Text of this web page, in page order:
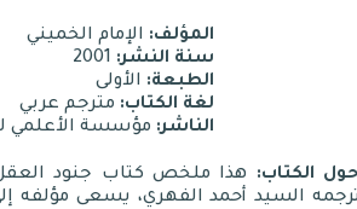
المؤلف: الإمام الخميني
سنة النشر:
الطبعة: الأولى
لغة الكتاب: مترجم عربي
الناشر: مؤسسة الأعلمي
الكتاب: هذا ملخص كتاب جنود
السيد أحمد الفهري، يسعى مؤلفه